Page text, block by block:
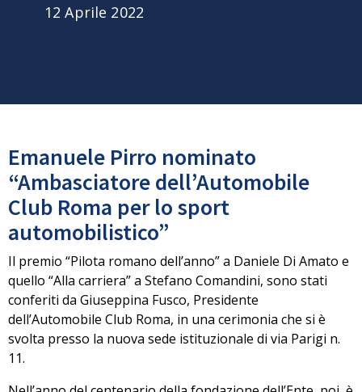
12 Aprile 2022
Emanuele Pirro nominato
“Ambasciatore dell’Automobile
Club Roma per lo sport
automobilistico”
Il premio “Pilota romano dell’anno” a Daniele Di Amato e
quello “Alla carriera” a Stefano Comandini, sono stati
conferiti da Giuseppina Fusco, Presidente
dell’Automobile Club Roma, in una cerimonia che si è
svolta presso la nuova sede istituzionale di via Parigi n.
11.